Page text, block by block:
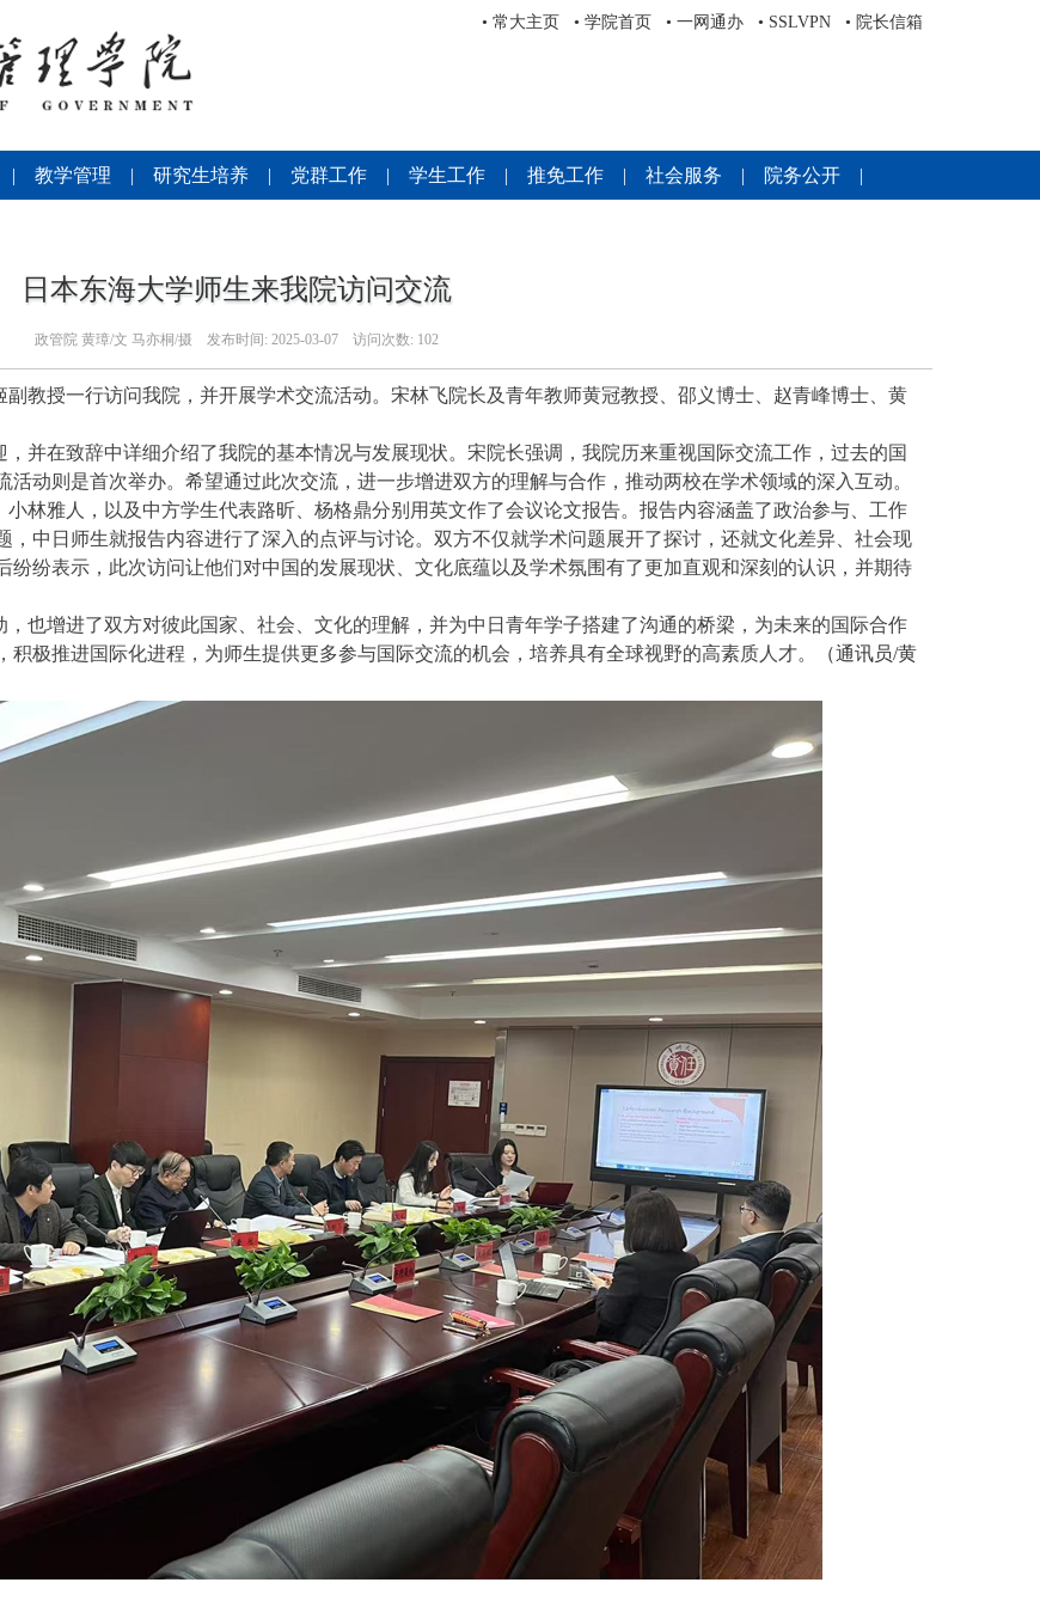
• 常大主页 • 学院首页 • 一网通办• SSLVPN• 院长信箱
| 教学管理 | 研究生培养 | 党群工作 | 学生工作 | 推免工作 | 社会服务 | 院务公开 |
日本东海大学师生来我院访问交流
政管院 黄璋/文 马亦桐/摄 发布时间: 2025-03-07 访问次数: 102
教授一行访问我院，并开展学术交流活动。宋林飞院长及青年教师黄冠教授、邵义博士、赵青峰博士、黄
并在致辞中详细介绍了我院的基本情况与发展现状。宋院长强调，我院历来重视国际交流工作，过去的国
动则是首次举办。希望通过此次交流，进一步增进双方的理解与合作，推动两校在学术领域的深入互动。
林雅人，以及中方学生代表路昕、杨格鼎分别用英文作了会议论文报告。报告内容涵盖了政治参与、工作
中日师生就报告内容进行了深入的点评与讨论。双方不仅就学术问题展开了探讨，还就文化差异、社会现
纷表示，此次访问让他们对中国的发展现状、文化底蕴以及学术氛围有了更加直观和深刻的认识，并期待
也增进了双方对彼此国家、社会、文化的理解，并为中日青年学子搭建了沟通的桥梁，为未来的国际合作
极推进国际化进程，为师生提供更多参与国际交流的机会，培养具有全球视野的高素质人才。
（通讯员/黄